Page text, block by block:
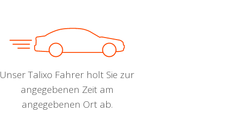
Unser Talixo Fahrer holt Sie zur
angegebenen Zeit am
angegebenen Ort ab.